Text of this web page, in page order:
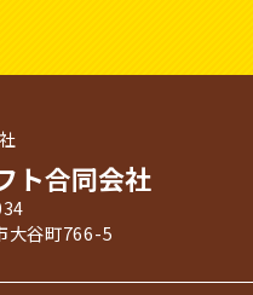
ト合同会社
大谷町766-5